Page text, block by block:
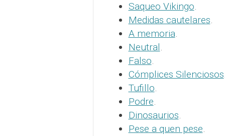
Saqueo Vikingo.
Medidas cautelares.
A memoria.
Neutral.
Falso.
Cómplices Silenciosos
Tufillo.
Podre.
Dinosaurios.
Pese a quen pese.